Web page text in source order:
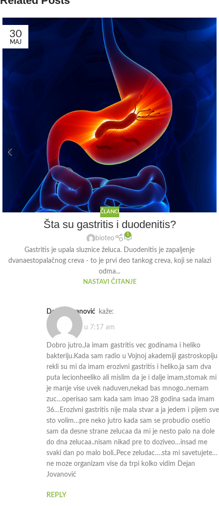
30
MAJ
ČLANCI
Šta su gastritis i duodenitis?
bioteo
1
Gastritis je upala sluznice želuca. Duodenitis je zapaljenje
dvanaestopalačnog creva - to je prvi deo tankog creva, koji se nalazi
odma...
NASTAVI ČITANJE
Dejan Jovanović kaže:
19.10.2023. u 7:17 am
Dobro jutro.Ja imam gastritis vec godinama i heliko
bakteriju.Kada sam radio u Vojnoj akademiji gastroskopiju
rekli su mi da imam erozivni gastritis i heliko.ja sam dva
puta lecionheeliko ali mislim da je i dalje imam,stomak mi
je manje vise uvek naduven,nekad bas mnogo..nemam
zuc…operisao sam kada sam imao 28 godina sada imam
36…Erozivni gastritis nije mala stvar a ja jedem i pijem sve
sto volim…pre neko jutro kada sam se probudio osetio
sam da desne strane zelucaa da mi je nesto palo na dole
do dna zelucaa..nisam nikad pre to doziveo…insad me
svaki dan po malo boli..Pece zeludac….sta mi savetujete…
ne moze organizam vise da trpi kolko vidim Dejan
Jovanović
REPLY